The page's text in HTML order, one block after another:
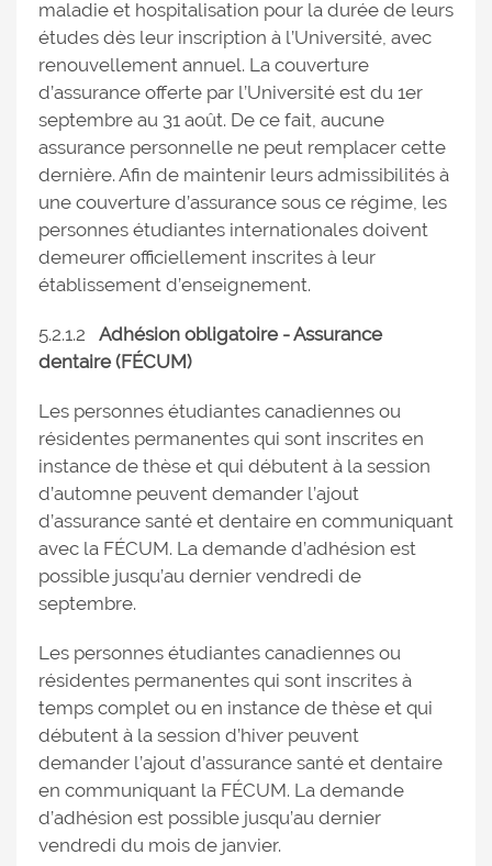
maladie et hospitalisation pour la durée de leurs
études dès leur inscription à l’Université, avec
renouvellement annuel. La couverture
d’assurance offerte par l’Université est du 1er
septembre au 31 août. De ce fait, aucune
assurance personnelle ne peut remplacer cette
dernière. Afin de maintenir leurs admissibilités à
une couverture d’assurance sous ce régime, les
personnes étudiantes internationales doivent
demeurer officiellement inscrites à leur
établissement d’enseignement.
5.2.1.2 Adhésion obligatoire - Assurance
dentaire (FÉCUM)
Les personnes étudiantes canadiennes ou
résidentes permanentes qui sont inscrites en
instance de thèse et qui débutent à la session
d’automne peuvent demander l’ajout
d’assurance santé et dentaire en communiquant
avec la FÉCUM. La demande d’adhésion est
possible jusqu’au dernier vendredi de
septembre.
Les personnes étudiantes canadiennes ou
résidentes permanentes qui sont inscrites à
temps complet ou en instance de thèse et qui
débutent à la session d’hiver peuvent
demander l’ajout d’assurance santé et dentaire
en communiquant la FÉCUM. La demande
d’adhésion est possible jusqu’au dernier
vendredi du mois de janvier.